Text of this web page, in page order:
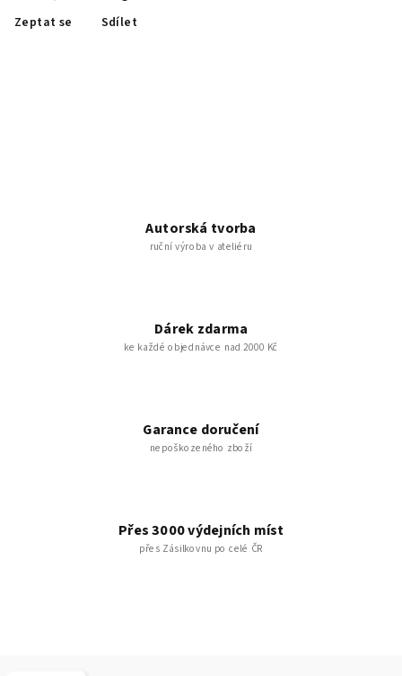
Zeptat se Sdílet
Autorská tvorba
ruční výroba v ateliéru
Dárek zdarma
ke každé objednávce nad 2000 Kč
Garance doručení
nepoškozeného zboží
Přes 3000 výdejních míst
přes Zásilkovnu po celé ČR